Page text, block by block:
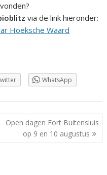
via de link hieronder:
Hoeksche Waard
WhatsApp
Open dagen Fort Buitensluis
op 9 en 10 augustus